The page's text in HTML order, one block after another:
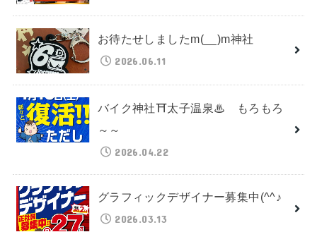
お待たせしましたm(__)m神社
2026.06.11
バイク神社⛩太子温泉♨ もろもろ
～～
2026.04.22
グラフィックデザイナー募集中(^^♪
2026.03.13